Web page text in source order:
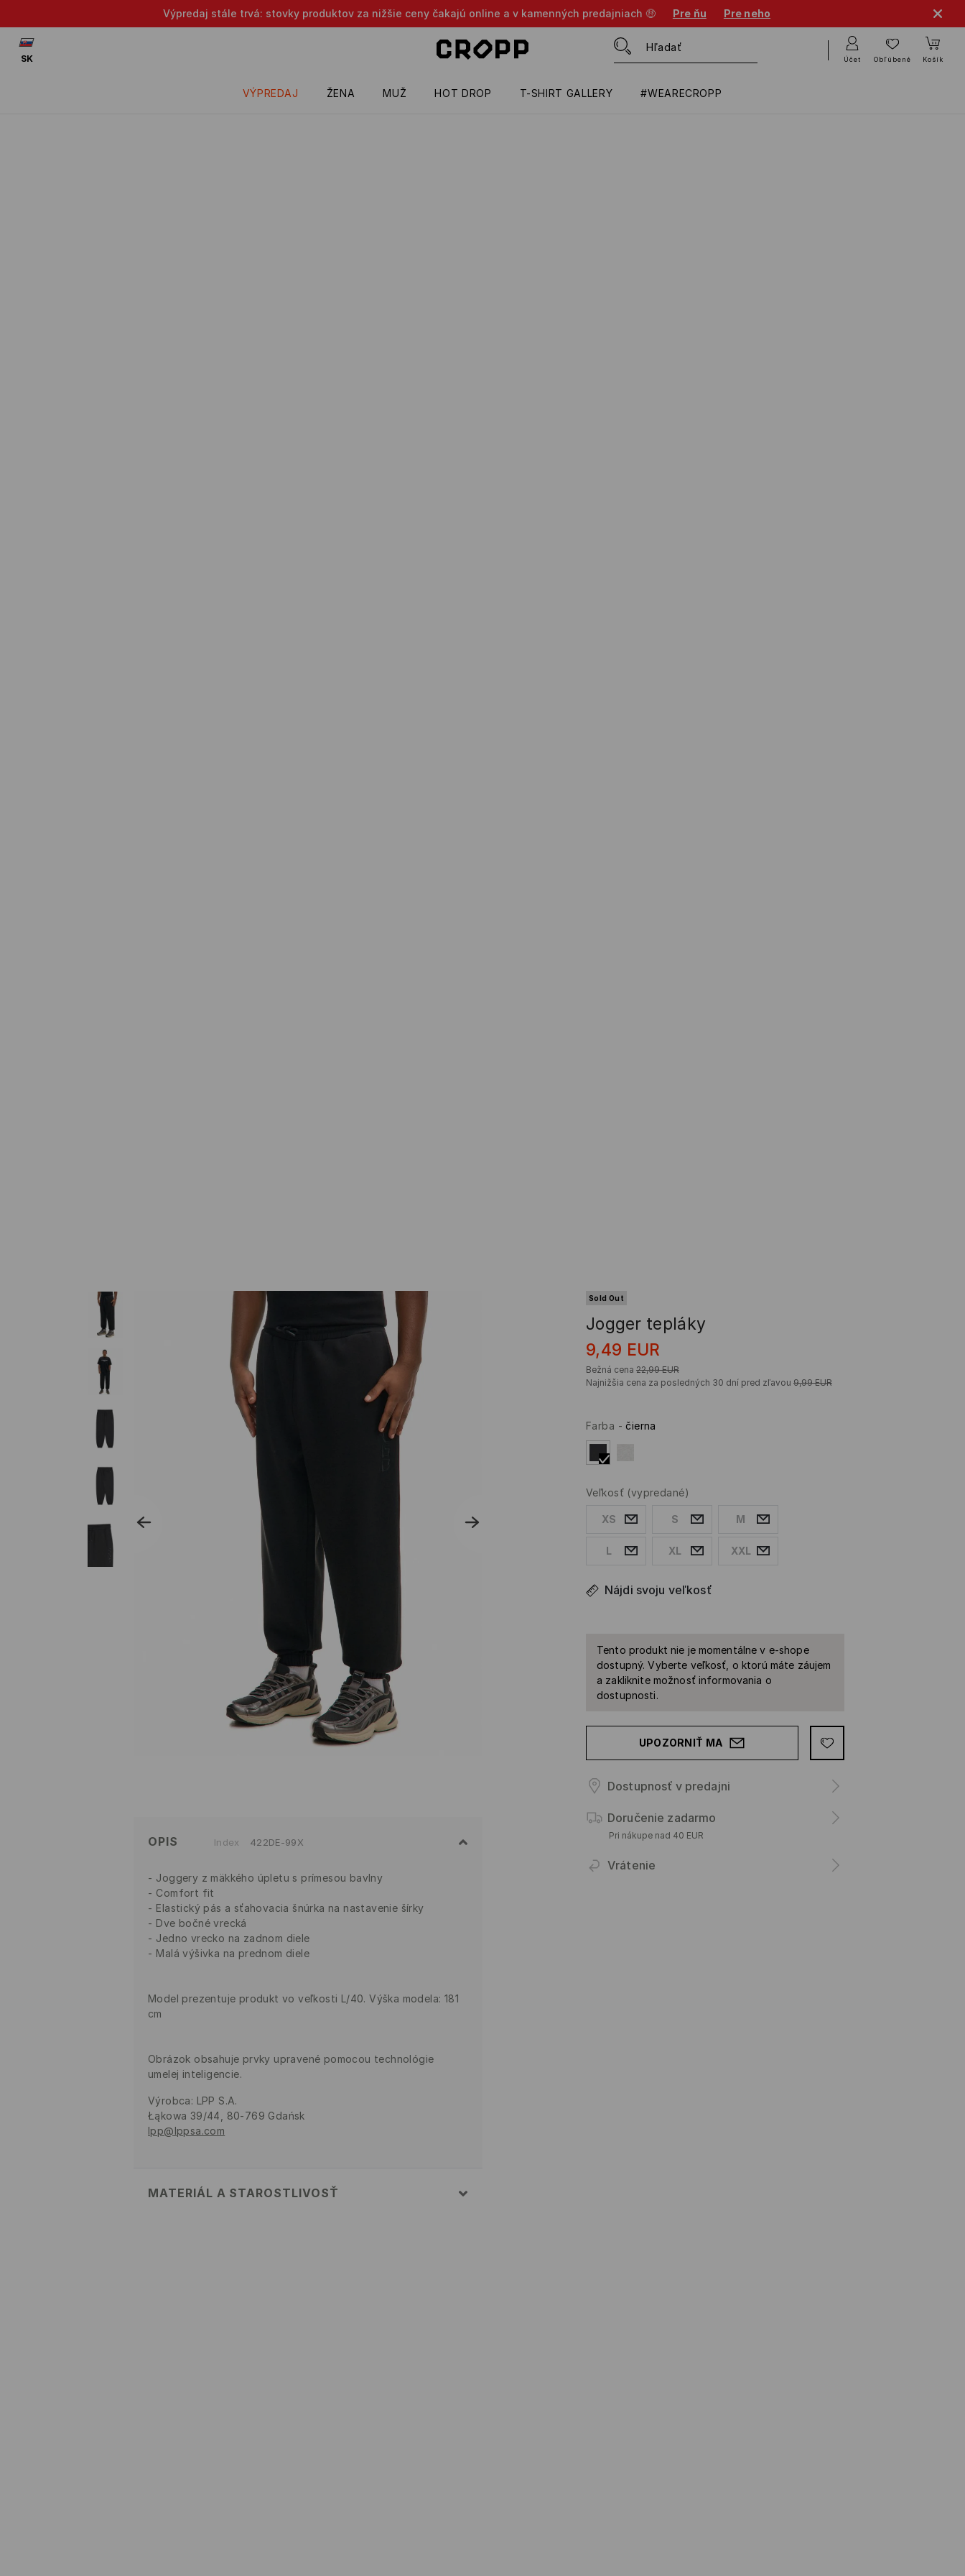
Výpredaj stále trvá: stovky produktov za nižšie ceny čakajú online a v kamenných predajniach 🤑 Pre ňu Pre neho
VÝPREDAJ ŽENA MUŽ HOT DROP T-SHIRT GALLERY #WEARECROPP
SK Účet Obľúbené Košík
Sold Out
Jogger tepláky
9,49 EUR
Bežná cena 22,99 EUR
Najnižšia cena za posledných 30 dní pred zľavou 9,99 EUR
Farba -čierna
Veľkosť (vypredané)
XS S M
L XL XXL
Nájdi svoju veľkosť
Tento produkt nie je momentálne v e-shope
dostupný. Vyberte veľkosť, o ktorú máte záujem
a zakliknite možnosť informovania o
dostupnosti.
UPOZORNIŤ MA
Dostupnosť v predajni
Doručenie zadarmo
Pri nákupe nad 40 EUR
Vrátenie
OPIS Index 422DE-99X
Joggery z mäkkého úpletu s prímesou bavlny
Comfort fit
Elastický pás a sťahovacia šnúrka na nastavenie šírky
Dve bočné vrecká
Jedno vrecko na zadnom diele
Malá výšivka na prednom diele
Model prezentuje produkt vo veľkosti L/40. Výška modela: 181
cm
Obrázok obsahuje prvky upravené pomocou technológie
umelej inteligencie.
Výrobca: LPP S.A.
Łąkowa 39/44, 80-769 Gdańsk
lpp@lppsa.com
MATERIÁL A STAROSTLIVOSŤ